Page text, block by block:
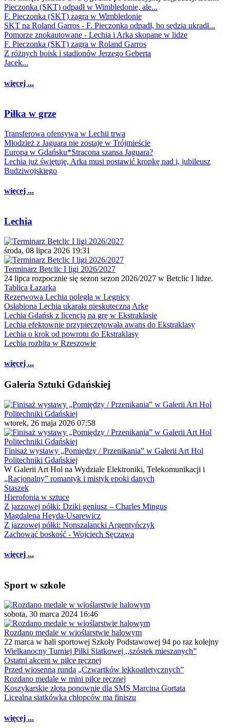
Pieczonka (SKT) odpadł w Wimbledonie, ale...
F. Pieczonka (SKT) zagra w Wimbledonie
SKT na Roland Garros - F. Pieczonka odpadł, bo sędzia ukradł...
Pomorze znokautowane - Lechia i Arka skopane w lidze
F. Pieczonka (SKT) zagra w Roland Garros
Z różnych boisk i stadionów Jerzego Geberta
Jacek...
więcej ...
Piłka w grze
Transferowa ofensywa w Lechii trwa
Młodzież z Jaguara nie zostaje w Trójmieście
Europa w Gdańsku*Stracona szansa Jaguara?
Lechia już świętuje, Arka musi postawić kropkę nad i, jubileusz
Budziwojskiego
więcej ...
Lechia
środa, 08 lipca 2026 19:31
Terminarz Betclic I ligi 2026/2027
24 lipca rozpocznie się sezon sezon 2026/2027 w Betclic I lidze.
Tablica Łazarka
Rezerwowa Lechia poległa w Legnicy
Osłabiona Lechia ukarała nieskuteczną Arkę
Lechia Gdańsk z licencją na grę w Ekstraklasie
Lechia efektownie przypieczętowała awans do Ekstraklasy
Lechia o krok od powrotu do Ekstraklasy
Lechia rozbita w Rzeszowie
więcej ...
Galeria Sztuki Gdańskiej
wtorek, 26 maja 2026 07:58
Finisaż wystawy „Pomiędzy / Przenikania” w Galerii Art Hol
Politechniki Gdańskiej
W Galerii Art Hol na Wydziale Elektroniki, Telekomunikacji i
„Racjonalny” romantyk i mistyk epoki danych
Staszek
Hierofonia w sztuce
Z jazzowej półki: Dziki geniusz – Charles Mingus
Magdalena Heyda-Usarewicz
Z jazzowej półki: Nonszalancki Argentyńczyk
Zachować boskość - Wojciech Sęczawa
więcej ...
Sport w szkole
sobota, 30 marca 2024 16:46
Rozdano medale w wioślarstwie halowym
22 marca w hali sportowej Szkoły Podstawowej 94 po raz kolejny
Wielkanocny Turniej Piłki Siatkowej ,,szóstek mieszanych”
Ostatni akcent w piłce ręcznej
Przed wiosenną rundą „Czwartków lekkoatletycznych”
Rozdano medale w mini piłce ręcznej
Koszykarskie złota ponownie dla SMS Marcina Gortata
Licealna siatkówka chłopców ma finiszu
więcej ...